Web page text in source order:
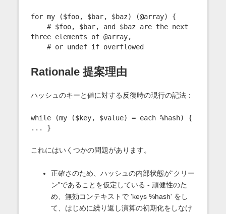
for my ($foo, $bar, $baz) (@array) {
three elements of @array,
Rationale 提案理由
ハッシュのキーと値に対する反復時の現行の記法：
while (my ($key, $value) = each %hash) {
これにはいくつかの問題があります。
正確さのため、ハッシュの内部状態が”クリー
ン”であることを仮定している - 頑健性のた
め、無効コンテキストで 'keys %hash' をし
て、はじめに繰り返し演算の初期化をしなけ